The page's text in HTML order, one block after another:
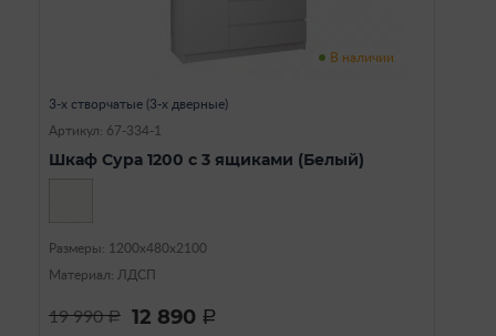
В наличии
3-х створчатые (3-х дверные)
Артикул: 67-334-1
Шкаф Сура 1200 с 3 ящиками (Белый)
Размеры: 1200х480х2100
Материал: ЛДСП
19 990a 12 890 a